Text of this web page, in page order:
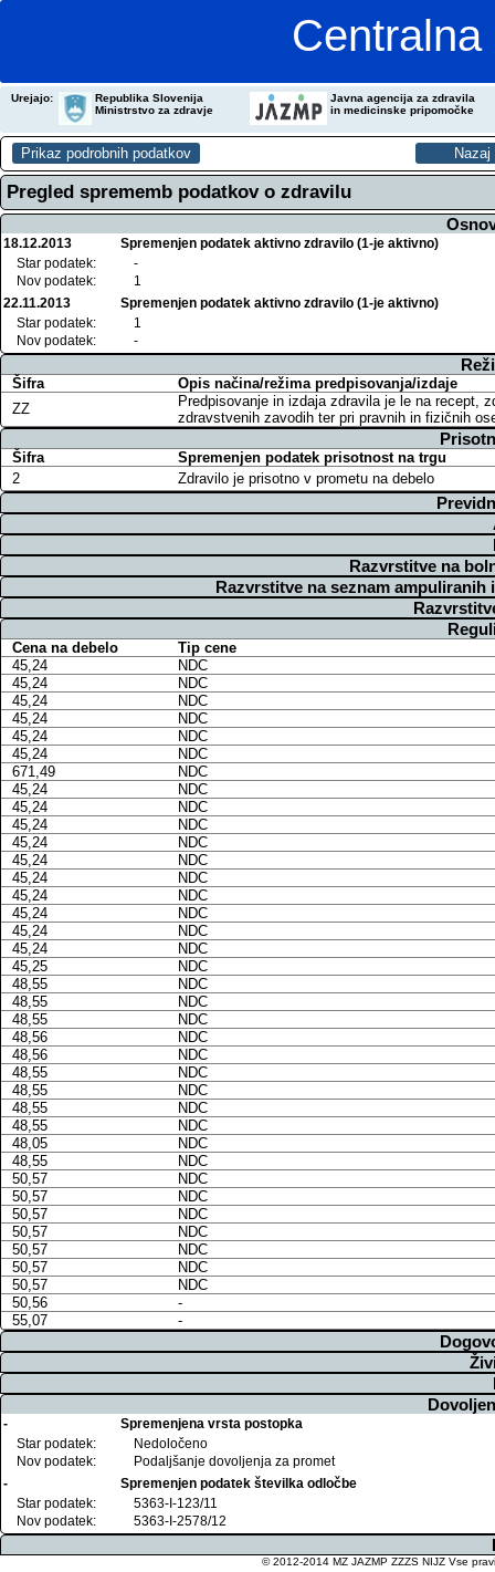
Urejajo:
Republika Slovenija
Ministrstvo za zdravje
Javna agencija za zdravila
in medicinske pripomočke
Pregled sprememb podatkov o zdravilu
18.12.2013
Spremenjen podatek aktivno zdravilo (1-je aktivno)
Star podatek:
-
Nov podatek:
1
22.11.2013
Spremenjen podatek aktivno zdravilo (1-je aktivno)
Star podatek:
1
Nov podatek:
-
Šifra
Opis načina/režima predpisovanja/izdaje
ZZ
Predpisovanje in izdaja zdravila je le na recept,
zdravstvenih zavodih ter pri pravnih in fizičnih
Šifra
Spremenjen podatek prisotnost na trgu
2
Zdravilo je prisotno v prometu na debelo
Razvrstitve na
Razvrstitve na seznam
Cena na debelo
Tip cene
45,24
NDC
45,24
NDC
45,24
NDC
45,24
NDC
45,24
NDC
45,24
NDC
671,49
NDC
45,24
NDC
45,24
NDC
45,24
NDC
45,24
NDC
45,24
NDC
45,24
NDC
45,24
NDC
45,24
NDC
45,24
NDC
45,24
NDC
45,25
NDC
48,55
NDC
48,55
NDC
48,55
NDC
48,56
NDC
48,56
NDC
48,55
NDC
48,55
NDC
48,55
NDC
48,55
NDC
48,05
NDC
48,55
NDC
50,57
NDC
50,57
NDC
50,57
NDC
50,57
NDC
50,57
NDC
50,57
NDC
50,57
NDC
50,56
-
55,07
-
-
Spremenjena vrsta postopka
Star podatek:
Nedoločeno
Nov podatek:
Podaljšanje dovoljenja za promet
-
Spremenjen podatek številka odločbe
Star podatek:
5363-I-123/11
Nov podatek:
5363-I-2578/12
© 2012-2014 MZ JAZMP ZZZS NIJZ Vse